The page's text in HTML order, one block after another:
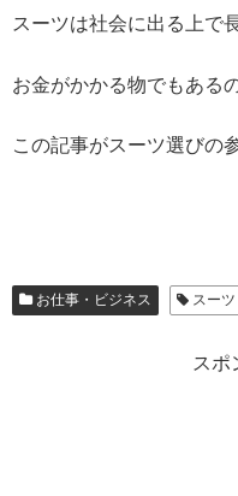
スーツは社会に出る上で
お金がかかる物でもある
この記事がスーツ選びの
お仕事・ビジネス スーツ
スポ